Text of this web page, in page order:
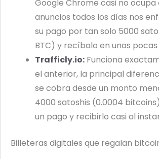
Google Chrome casi no ocupa
anuncios todos los días nos
su pago por tan solo 5000
BTC) y recíbalo en unas pocas
Trafficly.io: Funciona
el anterior, la principal
se cobra desde un monto
4000 satoshis (0.0004
un pago y recibirlo casi al
Billeteras digitales que regalan